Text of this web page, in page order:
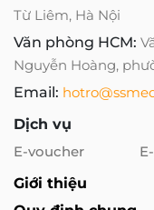
Từ Liêm, Hà Nội
Văn phòng HCM:
Nguyễn Hoàng,
Email:
Dịch vụ
E-voucher
Giới thiệu